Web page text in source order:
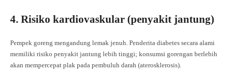
4. Risiko kardiovaskular (penyakit jantung)
Pempek goreng mengandung lemak jenuh. Penderita diabetes secara alami
memiliki risiko penyakit jantung lebih tinggi; konsumsi gorengan berlebih
akan mempercepat plak pada pembuluh darah (aterosklerosis).